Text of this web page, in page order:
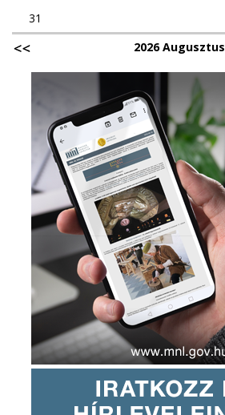
31
2026 Augusztus